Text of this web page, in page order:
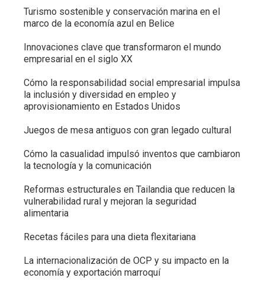
Turismo sostenible y conservación marina en el
marco de la economía azul en Belice
Innovaciones clave que transformaron el mundo
empresarial en el siglo XX
Cómo la responsabilidad social empresarial impulsa
la inclusión y diversidad en empleo y
aprovisionamiento en Estados Unidos
Juegos de mesa antiguos con gran legado cultural
Cómo la casualidad impulsó inventos que cambiaron
la tecnología y la comunicación
Reformas estructurales en Tailandia que reducen la
vulnerabilidad rural y mejoran la seguridad
alimentaria
Recetas fáciles para una dieta flexitariana
La internacionalización de OCP y su impacto en la
economía y exportación marroquí